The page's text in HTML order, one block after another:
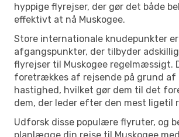
hyppige flyrejser, der gør det både
effektivt at nå Muskogee.
Store internationale knudepunkter
afgangspunkter, der tilbyder
flyrejser til Muskogee regelmæssigt.
foretrækkes af rejsende på grund af
hastighed, hvilket gør dem til det
dem, der leder efter den mest ligetil
Udforsk disse populære flyruter, og